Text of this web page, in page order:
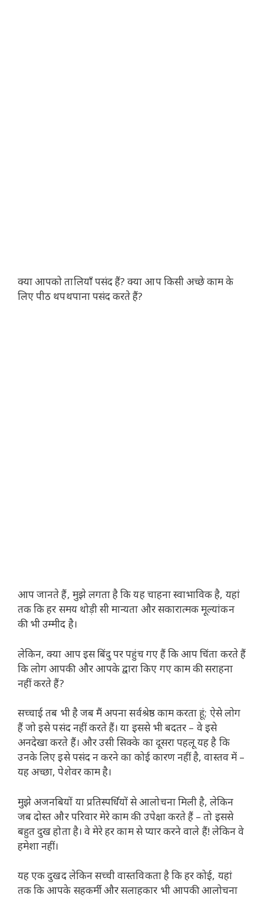
क्या आपको तालियाँ पसंद हैं? क्या आप किसी अच्छे काम के
लिए पीठ थपथपाना पसंद करते हैं?
आप जानते हैं, मुझे लगता है कि यह चाहना स्वाभाविक है, यहां
तक ​​​​कि हर समय थोड़ी सी मान्यता और सकारात्मक मूल्यांकन
की भी उम्मीद है।
लेकिन, क्या आप इस बिंदु पर पहुंच गए हैं कि आप चिंता करते हैं
कि लोग आपकी और आपके द्वारा किए गए काम की सराहना
नहीं करते हैं?
सच्चाई तब भी है जब मैं अपना सर्वश्रेष्ठ काम करता हूं; ऐसे लोग
हैं जो इसे पसंद नहीं करते हैं। या इससे भी बदतर – वे इसे
अनदेखा करते हैं। और उसी सिक्के का दूसरा पहलू यह है कि
उनके लिए इसे पसंद न करने का कोई कारण नहीं है, वास्तव में –
यह अच्छा, पेशेवर काम है।
मुझे अजनबियों या प्रतिस्पर्धियों से आलोचना मिली है, लेकिन
जब दोस्त और परिवार मेरे काम की उपेक्षा करते हैं – तो इससे
बहुत दुख होता है। वे मेरे हर काम से प्यार करने वाले हैं! लेकिन वे
हमेशा नहीं।
यह एक दुखद लेकिन सच्ची वास्तविकता है कि हर कोई, यहां
तक ​​कि आपके सहकर्मी और सलाहकार भी आपकी आलोचना